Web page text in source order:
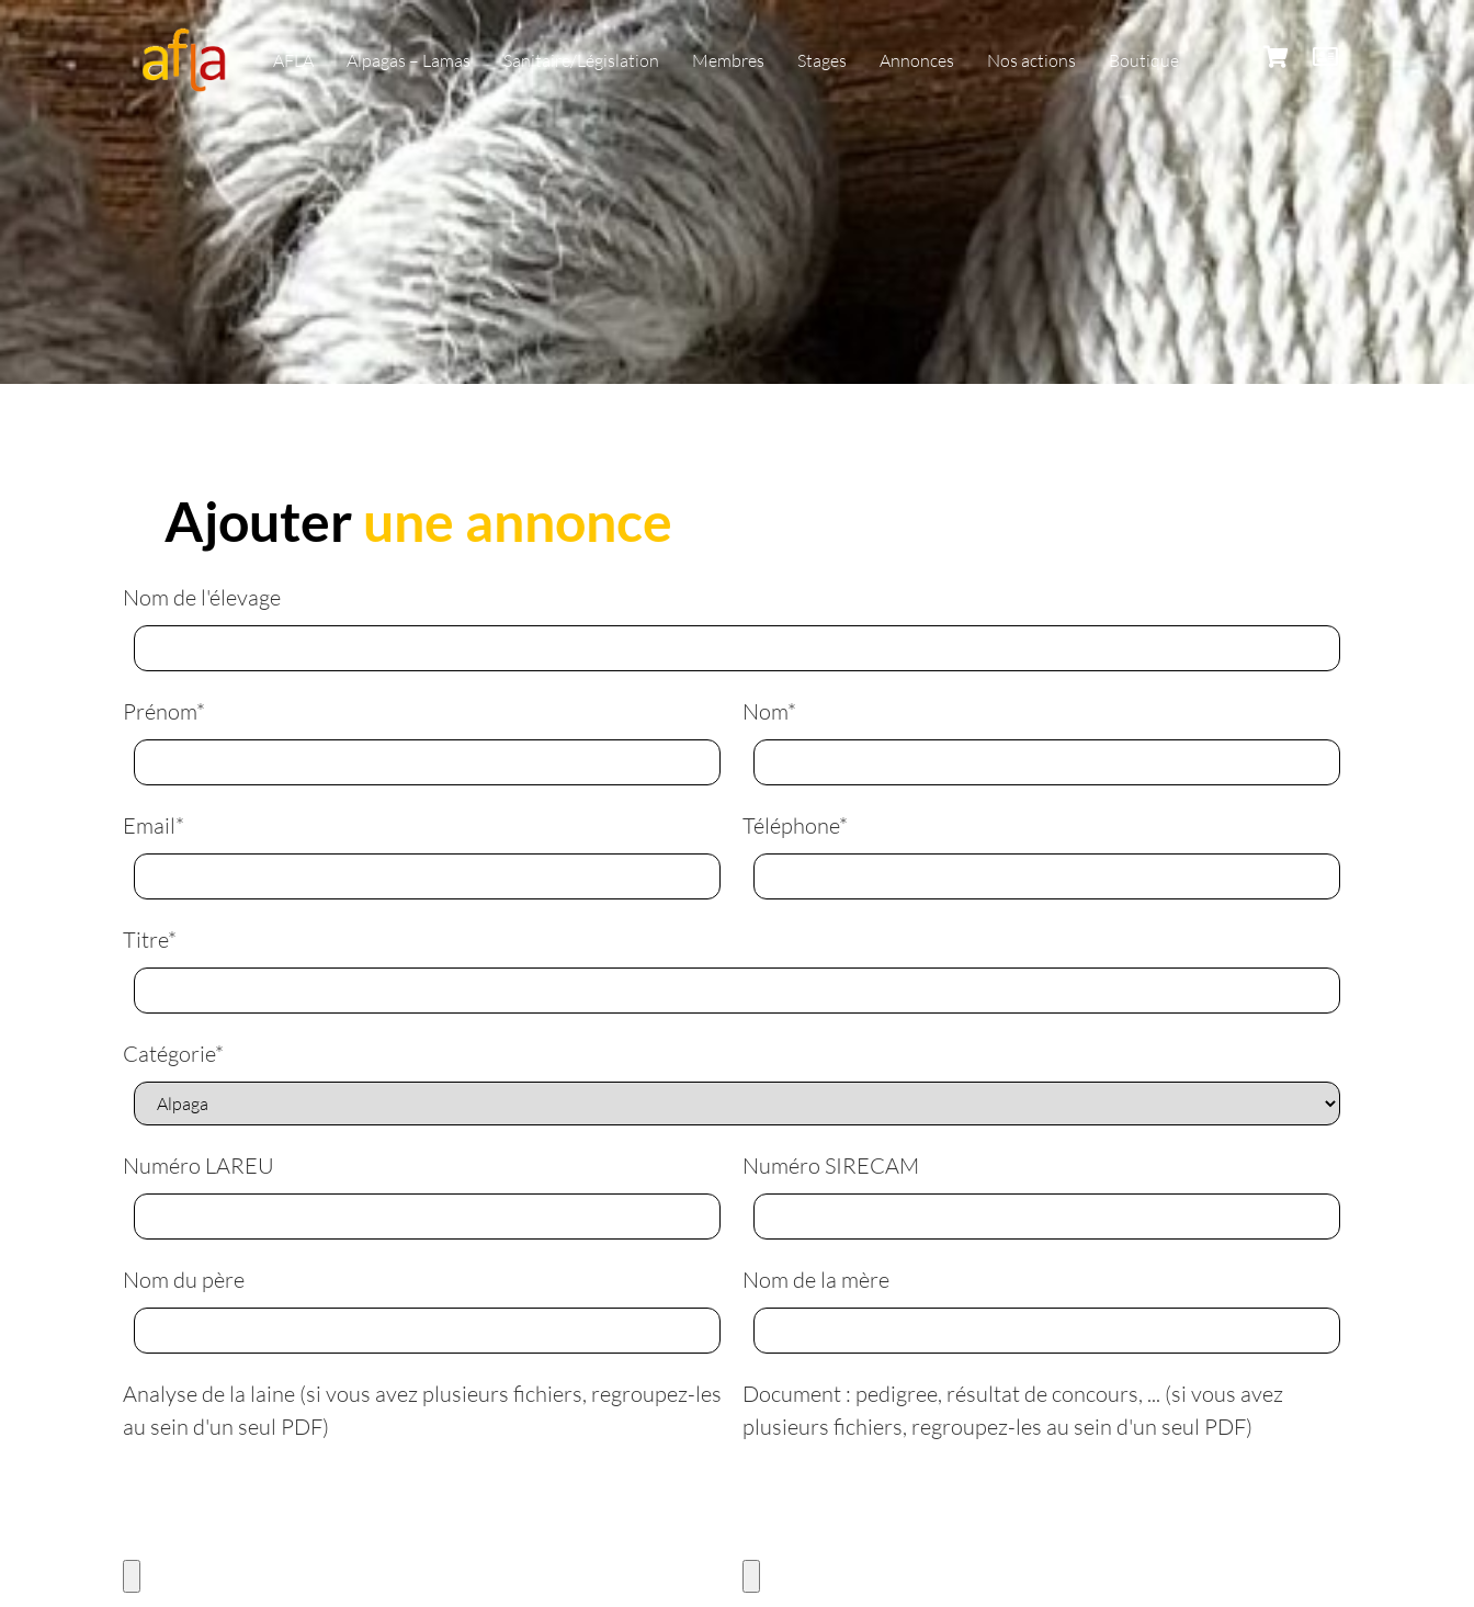
AFLA Alpagas – Lamas Sanitaire/Législation Membres Stages Annonces Nos actions Boutique
Ajouter une annonce
Nom de l'élevage
Prénom* Nom*
Email* Téléphone*
Titre*
Catégorie*
Numéro LAREU Numéro SIRECAM
Nom du père Nom de la mère
Analyse de la laine (si vous avez plusieurs fichiers, regroupez-les
au sein d'un seul PDF)
Document : pedigree, résultat de concours, ... (si vous avez
plusieurs fichiers, regroupez-les au sein d'un seul PDF)